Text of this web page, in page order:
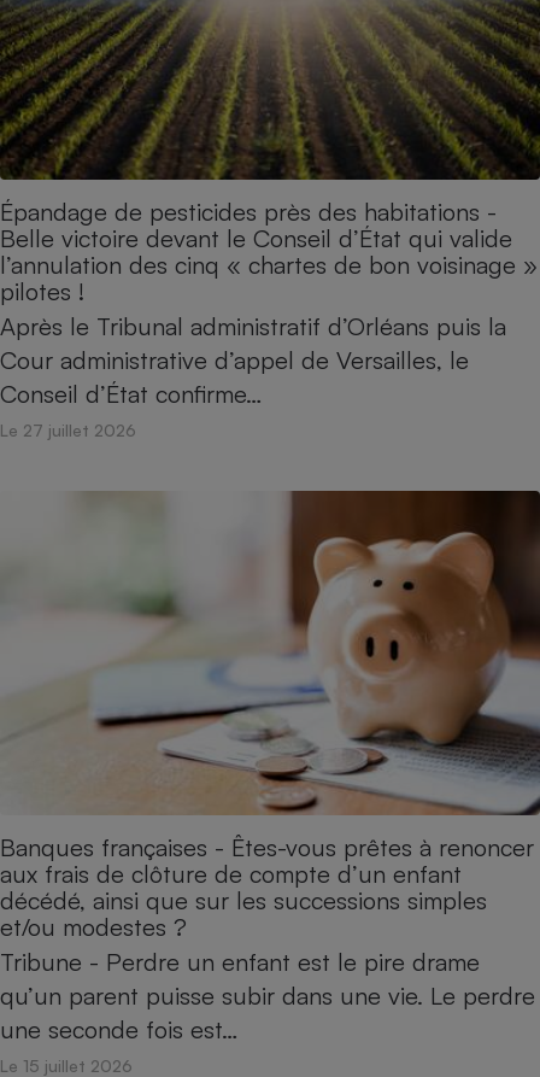
Épandage de pesticides près des habitations -
Belle victoire devant le Conseil d’État qui valide
l’annulation des cinq « chartes de bon voisinage »
pilotes !
Après le Tribunal administratif d’Orléans puis la
Cour administrative d’appel de Versailles, le
Conseil d’État confirme…
Le 27 juillet 2026
Banques françaises - Êtes-vous prêtes à renoncer
aux frais de clôture de compte d’un enfant
décédé, ainsi que sur les successions simples
et/ou modestes ?
Tribune - Perdre un enfant est le pire drame
qu’un parent puisse subir dans une vie. Le perdre
une seconde fois est…
Le 15 juillet 2026
Complément
alimentaire
bouteille
Assurance emprunteur
Banque
Petit électroménager -
Lave-linge
Plaque de cuisson à
induction
Climatiseur -
Ventilateur
Téléviseur
Téléphone mobile -
Smartphone
Antivirus
Matelas
Climatiseur -
Ventilateur
Mutuelle
Antimoustique